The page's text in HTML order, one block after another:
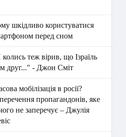
шкідливо користуватися
перед сном
теж вірив, що Ізраїль
друг..." - Джон Сміт
мобілізація в росії?
пропагандонів, яке
не заперечує – Джулія